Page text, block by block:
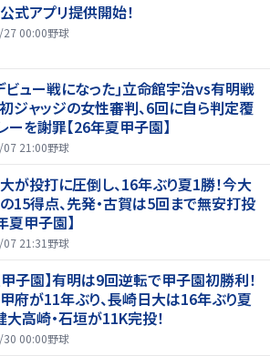
式アプリ提供開始！
00:00野球
ビュー戦になった｣立命館宇治vs有明戦
ジャッジの女性審判、6回に自ら判定覆
ーを謝罪【26年夏甲子園】
21:00野球
が投打に圧倒し、16年ぶり夏1勝！今大
15得点、先発・古賀は5回まで無安打投
夏甲子園】
21:31 野球
甲子園】有明は9回逆転で甲子園初勝利！
府が11年ぶり、長崎日大は16年ぶり夏
大高崎・石垣が11K完投！
00:00野球